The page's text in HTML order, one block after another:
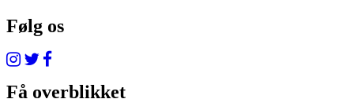
Følg os
Få overblikket